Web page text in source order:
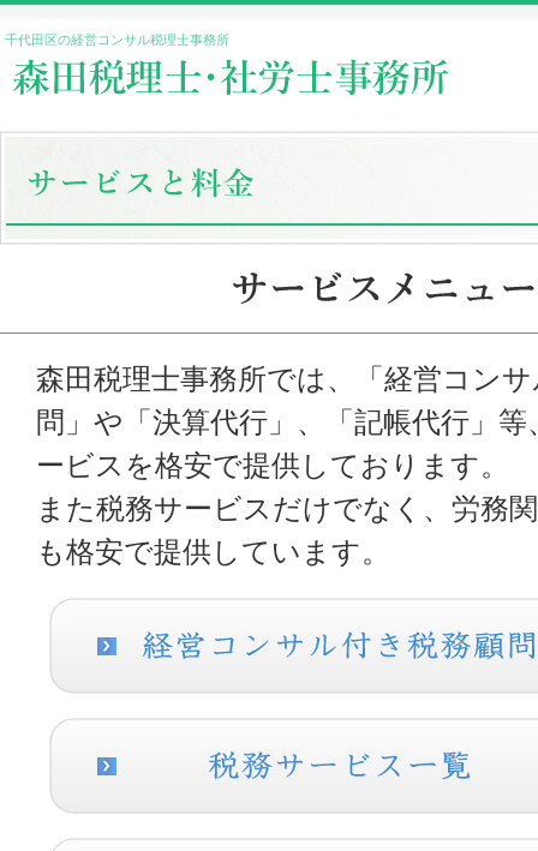
千代田区の経営コンサル税理士事務所
森田税理士事務所では、「経営コン
問」や「決算代行」、「記帳代行」
ービスを格安で提供しております。
また税務サービスだけでなく、労務
も格安で提供しています。